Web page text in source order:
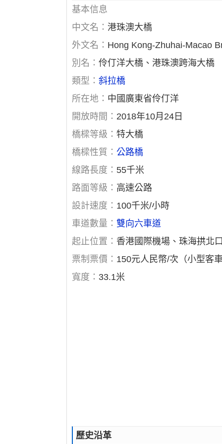
基本信息
中文名：港珠澳大橋
外文名： Hong Kong-Zhuhai-Macao
別名：伶仃洋大橋、港珠澳跨海大橋
類型：斜拉橋
所在地： 中國廣東省伶仃洋
開放時間： 2018年10月24日
橋樑等級：特大橋
橋樑性質：公路橋
線路長度： 55千米
路面等級： 高速公路
設計速度： 100千米/小時
車道數量：雙向六車道
起止位置： 香港國際機場、珠海拱北
票制票價： 150元人民幣/次（小型客車
寬度： 33.1米
歷史沿革